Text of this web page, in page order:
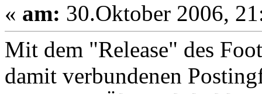
« am: 30.Oktober 2006,
Mit dem "Release" des
damit verbundenen